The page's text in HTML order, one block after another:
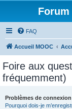
Forum
FAQ
Accueil MOOC
Foire aux
fréquemment)
Problèmes de
Pourquoi dois-je